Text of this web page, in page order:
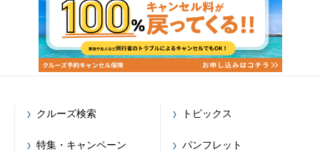
クルーズ検索
特集・キャンペーン
トピックス
パンフレット